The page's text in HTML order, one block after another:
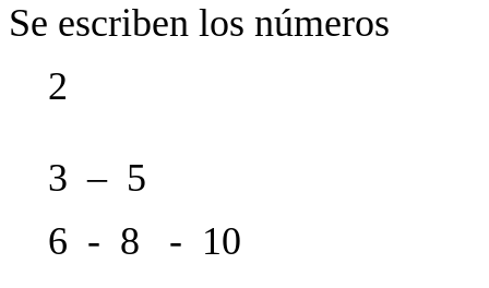
Se escriben los números
2
3 – 5
6 - 8 - 10